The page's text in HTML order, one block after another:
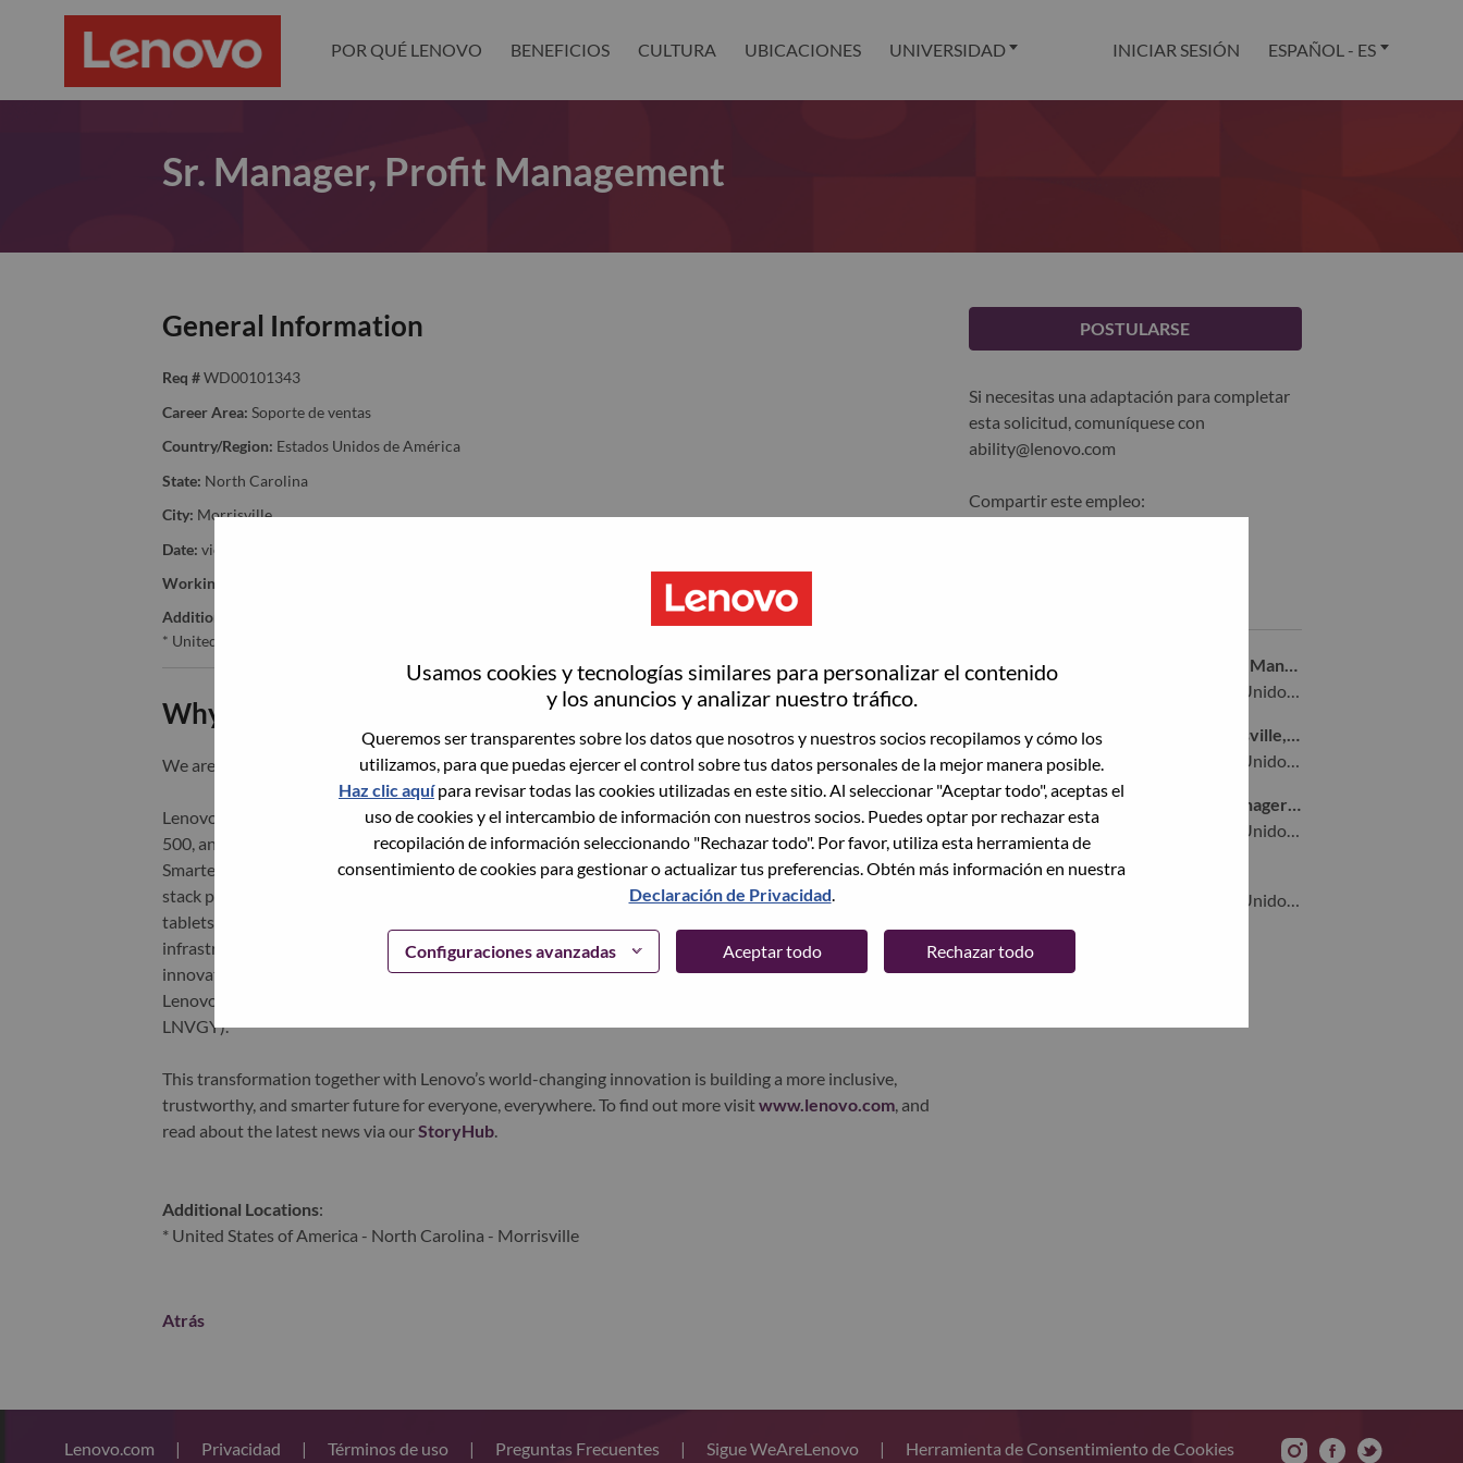
Usamos cookies y tecnologías similares para personalizar el contenido
y los anuncios y analizar nuestro tráfico.
Queremos ser transparentes sobre los datos que nosotros y nuestros socios recopilamos y cómo los
utilizamos, para que puedas ejercer el control sobre tus datos personales de la mejor manera posible.
Haz clic aquípara revisar todas las cookies utilizadas en este sitio. Al seleccionar "Aceptar todo", aceptas el
uso de cookies y el intercambio de información con nuestros socios. Puedes optar por rechazar esta
recopilación de información seleccionando "Rechazar todo". Por favor, utiliza esta herramienta de
consentimiento de cookies para gestionar o actualizar tus preferencias. Obtén más información en nuestra
Declaración de Privacidad.
Configuraciones avanzadas Aceptar todo Rechazar todo
POR QUÉ LENOVO BENEFICIOS CULTURA UBICACIONES UNIVERSIDAD INICIAR SESIÓN ESPAÑOL - ES
Sr. Manager, Profit Management
General Information
Req # WD00101343
Career Area: Soporte de ventas
Country/Region: Estados Unidos de América
State: North Carolina
City: Morrisville
Date: viernes, Junio 26, 2026
Working Time:
Additional Locations
* United States of America - North Carolina - Morrisville
Why Work at Lenovo
We are Lenovo. We do what we say. We own what we do. We WOW our customers.
Lenovo is a US$83 billion revenue global technology powerhouse, ranked #196 in the Fortune Global
500, and serving millions of customers every day in 180 markets. Focused on a bold vision to deliver
Smarter Technology for All, Lenovo has built on its success as the world’s largest PC company with a full-
stack portfolio of AI-enabled, AI-ready, and AI-optimized devices (PCs, workstations, smartphones,
tablets), infrastructure (server, storage, edge, high performance computing and software defined
infrastructure), software, solutions, and services. Lenovo’s continued investment in world-changing
innovation is building a more equitable, trustworthy, and smarter future for everyone, everywhere.
Lenovo is listed on the Hong Kong stock exchange under Lenovo Group Limited (HKSE: 992) (ADR:
LNVGY).
This transformation together with Lenovo’s world-changing innovation is building a more inclusive,
trustworthy, and smarter future for everyone, everywhere. To find out more visitwww.lenovo.com, and
read about the latest news via ourStoryHub.
Additional Locations:
* United States of America - North Carolina - Morrisville
Atrás
POSTULARSE
Si necesitas una adaptación para completar
esta solicitud, comuníquese con
ability@lenovo.com
Compartir este empleo:
Remote Senior Business Operations Manager
Morrisville, North Carolina, Estados Unidos de América,
ISO GTM Program Director - Morrisville, NC
Morrisville, North Carolina, Estados Unidos de América,
TruScale Channel Development Manager - NA
Morrisville, North Carolina, Estados Unidos de América,
Sales Operations Manager II
Morrisville, North Carolina, Estados Unidos de América,
Ver todas
Lenovo.com | Privacidad | Términos de uso | Preguntas Frecuentes | Sigue WeAreLenovo | Herramienta de Consentimiento de Cookies